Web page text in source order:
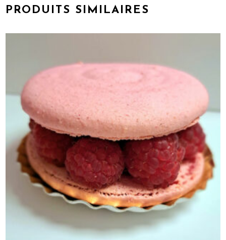
PRODUITS SIMILAIRES